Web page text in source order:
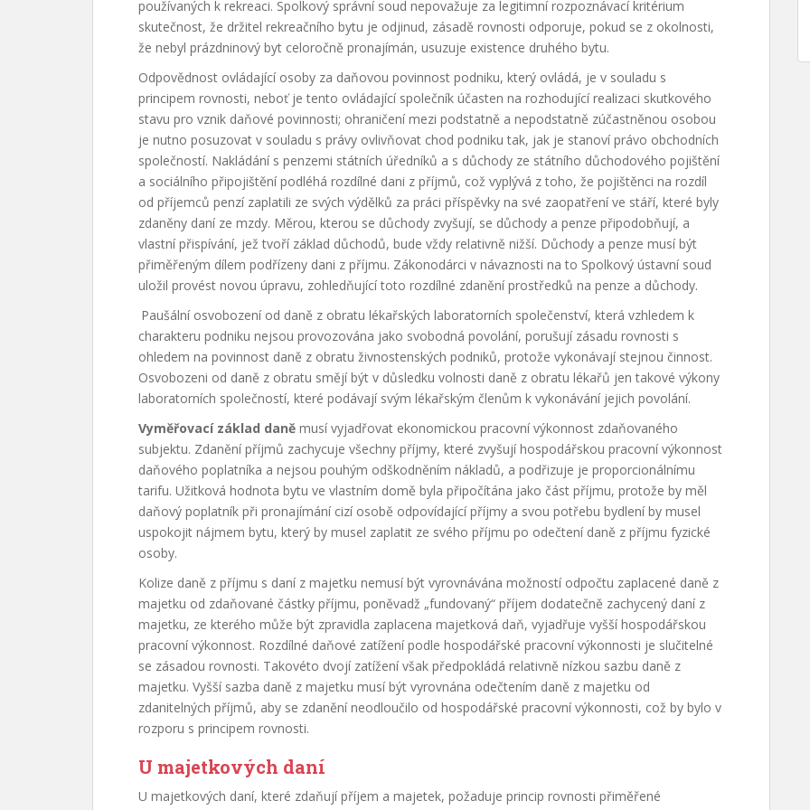
používaných k rekreaci. Spolkový správní soud nepovažuje za legitimní rozpoznávací kritérium
skutečnost, že držitel rekreačního bytu je odjinud, zásadě rovnosti odporuje, pokud se z okolnosti,
že nebyl prázdninový byt celoročně pronajímán, usuzuje existence druhého bytu.
Odpovědnost ovládající osoby za daňovou povinnost podniku, který ovládá, je v souladu s
principem rovnosti, neboť je tento ovládající společník účasten na rozhodující realizaci skutkového
stavu pro vznik daňové povinnosti; ohraničení mezi podstatně a nepodstatně zúčastněnou osobou
je nutno posuzovat v souladu s právy ovlivňovat chod podniku tak, jak je stanoví právo obchodních
společností. Nakládání s penzemi státních úředníků a s důchody ze státního důchodového pojištění
a sociálního připojištění podléhá rozdílné dani z příjmů, což vyplývá z toho, že pojištěnci na rozdíl
od příjemců penzí zaplatili ze svých výdělků za práci příspěvky na své zaopatření ve stáří, které byly
zdaněny daní ze mzdy. Měrou, kterou se důchody zvyšují, se důchody a penze připodobňují, a
vlastní přispívání, jež tvoří základ důchodů, bude vždy relativně nižší. Důchody a penze musí být
přiměřeným dílem podřízeny dani z příjmu. Zákonodárci v návaznosti na to Spolkový ústavní soud
uložil provést novou úpravu, zohledňující toto rozdílné zdanění prostředků na penze a důchody.
Paušální osvobození od daně z obratu lékařských laboratorních společenství, která vzhledem k
charakteru podniku nejsou provozována jako svobodná povolání, porušují zásadu rovnosti s
ohledem na povinnost daně z obratu živnostenských podniků, protože vykonávají stejnou činnost.
Osvobozeni od daně z obratu smějí být v důsledku volnosti daně z obratu lékařů jen takové výkony
laboratorních společností, které podávají svým lékařským členům k vykonávání jejich povolání.
Vyměřovací základ daně musí vyjadřovat ekonomickou pracovní výkonnost zdaňovaného
subjektu. Zdanění příjmů zachycuje všechny příjmy, které zvyšují hospodářskou pracovní výkonnost
daňového poplatníka a nejsou pouhým odškodněním nákladů, a podřizuje je proporcionálnímu
tarifu. Užitková hodnota bytu ve vlastním domě byla připočítána jako část příjmu, protože by měl
daňový poplatník při pronajímání cizí osobě odpovídající příjmy a svou potřebu bydlení by musel
uspokojit nájmem bytu, který by musel zaplatit ze svého příjmu po odečtení daně z příjmu fyzické
osoby.
Kolize daně z příjmu s daní z majetku nemusí být vyrovnávána možností odpočtu zaplacené daně z
majetku od zdaňované částky příjmu, poněvadž „fundovaný“ příjem dodatečně zachycený daní z
majetku, ze kterého může být zpravidla zaplacena majetková daň, vyjadřuje vyšší hospodářskou
pracovní výkonnost. Rozdílné daňové zatížení podle hospodářské pracovní výkonnosti je slučitelné
se zásadou rovnosti. Takovéto dvojí zatížení však předpokládá relativně nízkou sazbu daně z
majetku. Vyšší sazba daně z majetku musí být vyrovnána odečtením daně z majetku od
zdanitelných příjmů, aby se zdanění neodloučilo od hospodářské pracovní výkonnosti, což by bylo v
rozporu s principem rovnosti.
U majetkových daní
U majetkových daní, které zdaňují příjem a majetek, požaduje princip rovnosti přiměřené